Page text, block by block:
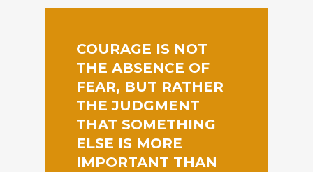
COURAGE IS NOT
THE ABSENCE OF
FEAR, BUT RATHER
THE JUDGMENT
THAT SOMETHING
ELSE IS MORE
IMPORTANT THAN